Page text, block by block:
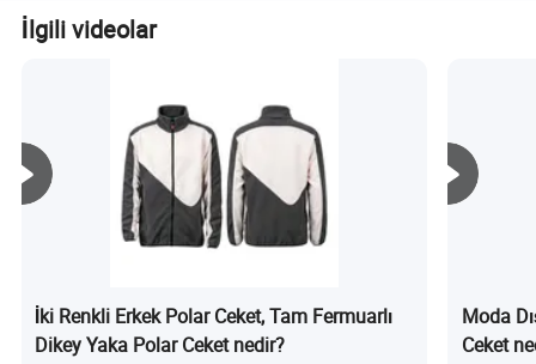
İlgili videolar
İki Renkli Erkek Polar Ceket, Tam Fermuarlı
Dikey Yaka Polar Ceket nedir?
Moda
Ceket